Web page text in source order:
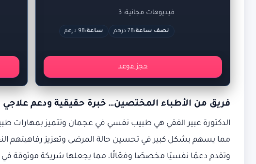
فيديوهات مجانية: 3
نصف ساعة:78 درهم ساعة:98 درهم
حجز موعد
فريق من الأطباء المختصين… خبرة حقيقية ودعم
الدكتورة عبير الفقي هي طبيب نفسي في عجمان وتتميز بمهارات
مما يسهم بشكل كبير في تحسين حالة المرضى وتعزيز رفاهيتهم
وتقدم دعمًا نفسيًا مخصصًا وفعّالًا، مما يجعلها شريكة موثوقة في